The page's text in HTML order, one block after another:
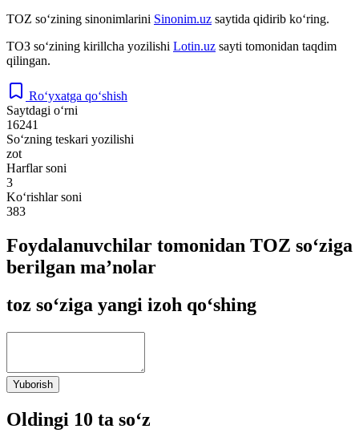
TOZ so‘zining sinonimlarini Sinonim.uz saytida qidirib ko‘ring.
ТОЗ so‘zining kirillcha yozilishi Lotin.uz sayti tomonidan taqdim
qilingan.
Ro‘yxatga qo‘shish
Saytdagi o‘rni
16241
So‘zning teskari yozilishi
zot
Harflar soni
3
Ko‘rishlar soni
383
Foydalanuvchilar tomonidan TOZ so‘ziga
berilgan ma’nolar
toz so‘ziga yangi izoh qo‘shing
Yuborish
Oldingi 10 ta so‘z